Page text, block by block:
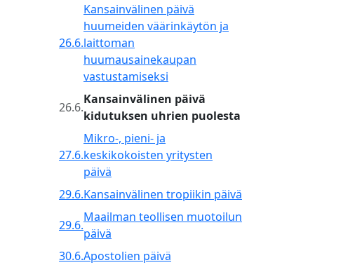
26.6.
Kansainvälinen päivä
huumeiden väärinkäytön ja
laittoman
huumausainekaupan
vastustamiseksi
26.6.
Kansainvälinen päivä
kidutuksen uhrien puolesta
27.6.
Mikro-, pieni- ja
keskikokoisten yritysten
päivä
29.6.Kansainvälinen tropiikin päivä
29.6.
Maailman teollisen muotoilun
päivä
30.6.Apostolien päivä